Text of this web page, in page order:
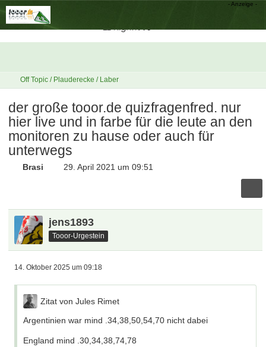
Off Topic / Plauderecke / Laber
der große tooor.de quizfragenfred. nur
hier live und in farbe für die leute an den
monitoren zu hause oder auch für
unterwegs
Brasi 29. April 2021 um 09:51
jens1893
Tooor-Urgestein
14. Oktober 2025 um 09:18
Zitat von Jules Rimet
Argentinien war mind .34,38,50,54,70 nicht dabei
England mind .30,34,38,74,78